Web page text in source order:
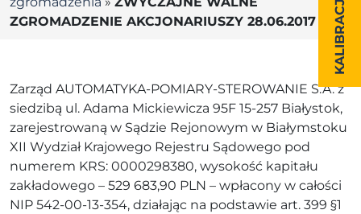
ZGROMADZENIE AKCJONARIUSZY 28.06.2017
Zarząd AUTOMATYKA-POMIARY-STEROWANIE S.A. z
siedzibą ul. Adama Mickiewicza 95F 15-257 Białystok,
zarejestrowaną w Sądzie Rejonowym w Białymstoku
XII Wydział Krajowego Rejestru Sądowego pod
numerem KRS: 0000298380, wysokość kapitału
zakładowego – 529 683,90 PLN – wpłacony w całości
NIP 542-00-13-354, działając na podstawie art. 399 §1
KALIBRACJA